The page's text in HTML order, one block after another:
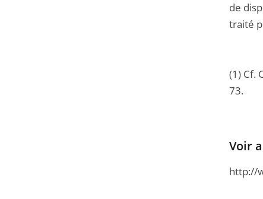
de
traité
(1) Cf.
73.
Voir
http://